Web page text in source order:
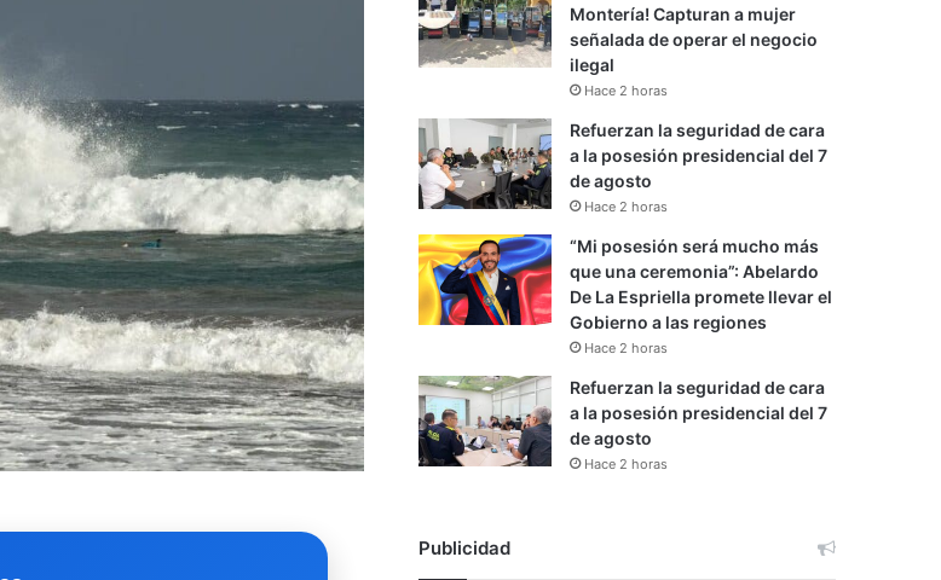
Montería! Capturan a mujer
señalada de operar el negocio
ilegal
Hace 2 horas
Refuerzan la seguridad de cara
a la posesión presidencial del 7
de agosto
Hace 2 horas
“Mi posesión será mucho más
que una ceremonia”: Abelardo
De La Espriella promete llevar el
Gobierno a las regiones
Hace 2 horas
Refuerzan la seguridad de cara
a la posesión presidencial del 7
de agosto
Hace 2 horas
Publicidad